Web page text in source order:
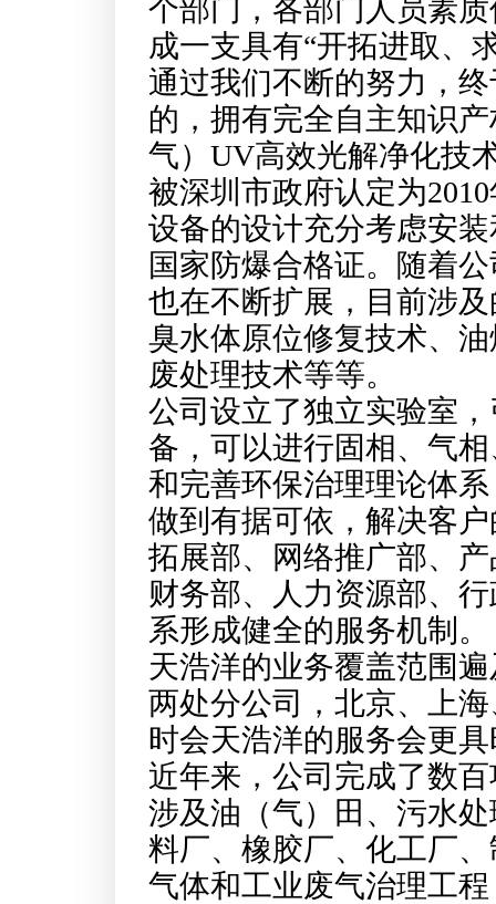
个部门，各部门人员素
成一支具有“开拓进取、
通过我们不断的努力，
的，拥有完全自主知识
气）UV高效光解净化技
被深圳市政府认定为
设备的设计充分考虑安
国家防爆合格证。随着
也在不断扩展，目前涉
臭水体原位修复技术、
废处理技术等等。
公司设立了独立实验室
备，可以进行固相、气
和完善环保治理理论体
做到有据可依，解决客
拓展部、网络推广部、
财务部、人力资源部、
系形成健全的服务机制。
天浩洋的业务覆盖范围
两处分公司，北京、上
时会天浩洋的服务会更
近年来，公司完成了数
涉及油（气）田、污水
料厂、橡胶厂、化工厂
气体和工业废气治理工